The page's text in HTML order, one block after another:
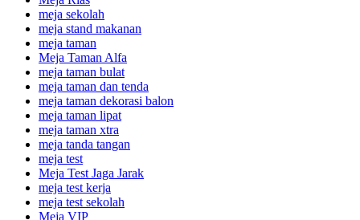
meja sekolah
meja stand makanan
meja taman
Meja Taman Alfa
meja taman bulat
meja taman dan tenda
meja taman dekorasi balon
meja taman lipat
meja taman xtra
meja tanda tangan
meja test
Meja Test Jaga Jarak
meja test kerja
meja test sekolah
Meja VIP